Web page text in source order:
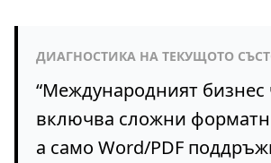
ДИАГНОСТИКА НА ТЕКУЩОТО
“Международният бизнес
включва сложни
а само Word/PDF